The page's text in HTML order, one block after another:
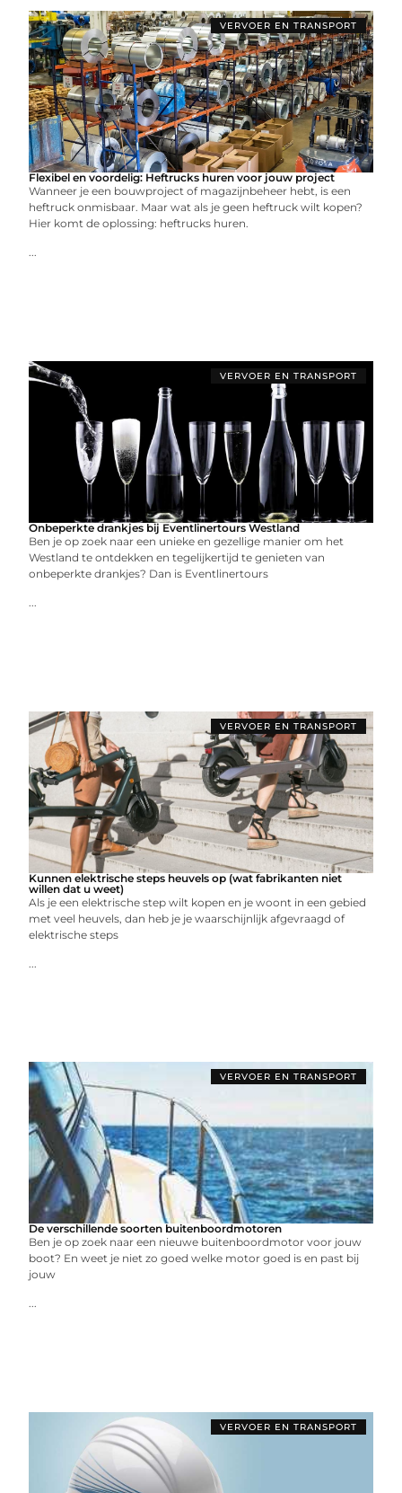
VERVOER EN TRANSPORT
Flexibel en voordelig: Heftrucks huren voor jouw project
Wanneer je een bouwproject of magazijnbeheer hebt, is een
heftruck onmisbaar. Maar wat als je geen heftruck wilt kopen?
Hier komt de oplossing: heftrucks huren.
...
VERVOER EN TRANSPORT
Onbeperkte drankjes bij Eventlinertours Westland
Ben je op zoek naar een unieke en gezellige manier om het
Westland te ontdekken en tegelijkertijd te genieten van
onbeperkte drankjes? Dan is Eventlinertours
...
VERVOER EN TRANSPORT
Kunnen elektrische steps heuvels op (wat fabrikanten niet
willen dat u weet)
Als je een elektrische step wilt kopen en je woont in een gebied
met veel heuvels, dan heb je je waarschijnlijk afgevraagd of
elektrische steps
...
VERVOER EN TRANSPORT
De verschillende soorten buitenboordmotoren
Ben je op zoek naar een nieuwe buitenboordmotor voor jouw
boot? En weet je niet zo goed welke motor goed is en past bij
jouw
...
VERVOER EN TRANSPORT